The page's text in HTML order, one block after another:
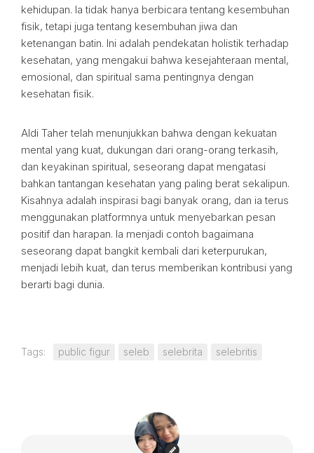
kehidupan. Ia tidak hanya berbicara tentang kesembuhan
fisik, tetapi juga tentang kesembuhan jiwa dan
ketenangan batin. Ini adalah pendekatan holistik terhadap
kesehatan, yang mengakui bahwa kesejahteraan mental,
emosional, dan spiritual sama pentingnya dengan
kesehatan fisik.
Aldi Taher telah menunjukkan bahwa dengan kekuatan
mental yang kuat, dukungan dari orang-orang terkasih,
dan keyakinan spiritual, seseorang dapat mengatasi
bahkan tantangan kesehatan yang paling berat sekalipun.
Kisahnya adalah inspirasi bagi banyak orang, dan ia terus
menggunakan platformnya untuk menyebarkan pesan
positif dan harapan. Ia menjadi contoh bagaimana
seseorang dapat bangkit kembali dari keterpurukan,
menjadi lebih kuat, dan terus memberikan kontribusi yang
berarti bagi dunia.
Tags: public figur seleb selebrita selebritis